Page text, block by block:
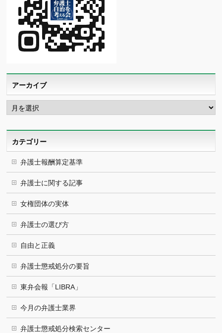
アーカイブ
ア
ー
カ
カテゴリー
弁護士報酬算定基準
弁護士に関する記事
女権団体の実体
弁護士の選び方
自由と正義
弁護士懲戒処分の要旨
東弁会報「LIBRA」
今月の弁護士業界
弁護士懲戒処分検索センター